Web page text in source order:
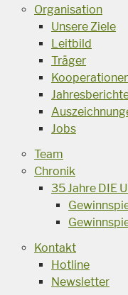
Organisation
Unsere Ziele
Leitbild
Träger
Jobs
Team
Chronik
35 Jahre DIE
Kontakt
Hotline
Newsletter